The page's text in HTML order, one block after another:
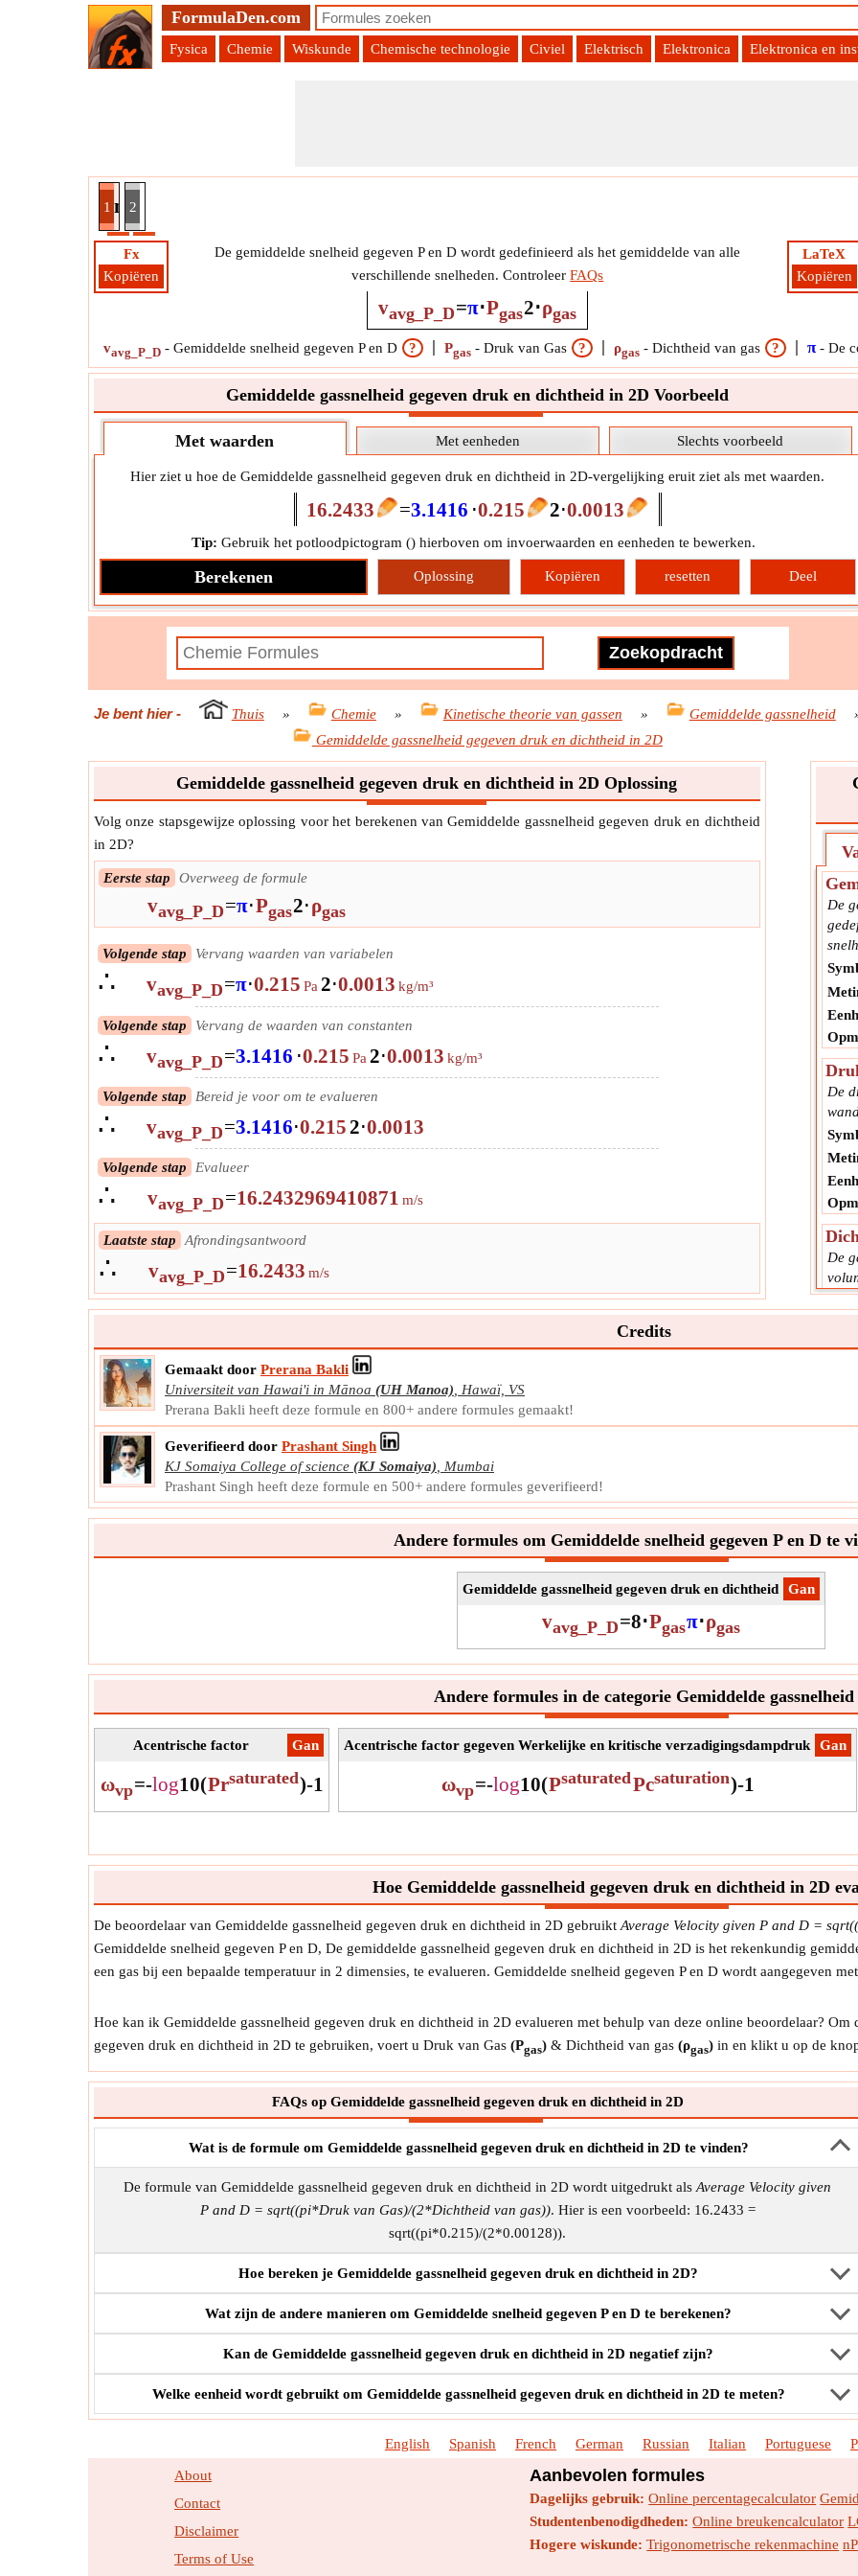
FormulaDen.com
Fysica Chemie Wiskunde Chemische technologie Civiel Elektrisch Elektronica Elektronica en
1
gegeven druk en dichtheid in 2D Formule
2
Fx
Kopiëren
LaTeX
Kopiëren
De gemiddelde snelheid gegeven P en D wordt gedefinieerd als het gemiddelde van alle
verschillende snelheden. ControleerFAQs
vavg_P_D=π⋅Pgas2⋅ρgas
vavg_P_D - Gemiddelde snelheid gegeven P en D ? Pgas - Druk van Gas ? ρgas - Dichtheid van gas ? π- De
Gemiddelde gassnelheid gegeven druk en dichtheid in 2D Voorbeeld
Met waarden Met eenheden Slechts voorbeeld
Hier ziet u hoe de Gemiddelde gassnelheid gegeven druk en dichtheid in 2D-vergelijking eruit ziet als met waarden.
16.2433 =3.1416 ⋅0.215 2⋅0.0013
Tip: Gebruik het potloodpictogram () hierboven om invoerwaarden en eenheden te bewerken.
Berekenen Oplossing Kopiëren resetten Deel
Je bent hier- Thuis » Chemie » Kinetische theorie van gassen » Gemiddelde gassnelheid
Gemiddelde gassnelheid gegeven druk en dichtheid in 2D
Gemiddelde gassnelheid gegeven druk en dichtheid in 2D Oplossing
Volg onze stapsgewijze oplossing voor het berekenen van Gemiddelde gassnelheid gegeven druk en dichtheid
in 2D?
Eerste stap Overweeg de formule
vavg_P_D=π⋅Pgas2⋅ρgas
Volgende stap Vervang waarden van variabelen
∴ vavg_P_D=π⋅0.215 Pa2⋅0.0013 kg/m³
Volgende stap Vervang de waarden van constanten
∴ vavg_P_D=3.1416 ⋅0.215 Pa 2⋅0.0013 kg/m³
Volgende stap Bereid je voor om te evalueren
∴ vavg_P_D=3.1416⋅0.2152⋅0.0013
Volgende stap Evalueer
∴ vavg_P_D=16.2432969410871 m/s
Laatste stap Afrondingsantwoord
∴ vavg_P_D=16.2433 m/s
De
De
De
Credits
Gemaakt door Prerana Bakli
Universiteit van Hawai'i in Mānoa (UH Manoa)
Hawaï, VS
Prerana Bakli heeft deze formule en 800+ andere formules gemaakt!
Geverifieerd door Prashant Singh
KJ Somaiya College of science (KJ Somaiya)
Mumbai
Prashant Singh heeft deze formule en 500+ andere formules geverifieerd!
Andere formules om Gemiddelde snelheid gegeven P en D te
​Gan
Gemiddelde gassnelheid gegeven druk en dichtheid
vavg_P_D=8⋅Pgasπ⋅ρgas
Andere formules in de categorie Gemiddelde gassnelheid
​Gan
Acentrische factor
ωvp=-log10(Prsaturated)-1
​Gan
Acentrische factor gegeven Werkelijke en kritische verzadigingsdampdruk
ωvp=-log10(PsaturatedPcsaturation)-1
Hoe Gemiddelde gassnelheid gegeven druk en dichtheid in 2D
De beoordelaar van Gemiddelde gassnelheid gegeven druk en dichtheid in 2D gebruikt Average Velocity given P and D =
Gemiddelde snelheid gegeven P en D, De gemiddelde gassnelheid gegeven druk en dichtheid in 2D is het rekenkundig
een gas bij een bepaalde temperatuur in 2 dimensies, te evalueren. Gemiddelde snelheid gegeven P en D wordt aangegeven
Hoe kan ik Gemiddelde gassnelheid gegeven druk en dichtheid in 2D evalueren met behulp van deze online beoordelaar?
gegeven druk en dichtheid in 2D te gebruiken, voert u Druk van Gas (Pgas) & Dichtheid van gas (ρgas) in en klikt u op de
FAQs op Gemiddelde gassnelheid gegeven druk en dichtheid in 2D
Wat is de formule om Gemiddelde gassnelheid gegeven druk en dichtheid in 2D te vinden?
De formule van Gemiddelde gassnelheid gegeven druk en dichtheid in 2D wordt uitgedrukt alsAverage Velocity given
P and D = sqrt((pi*Druk van Gas)/(2*Dichtheid van gas)). Hier is een voorbeeld: 16.2433 =
sqrt((pi*0.215)/(2*0.00128)).
Hoe bereken je Gemiddelde gassnelheid gegeven druk en dichtheid in 2D?
Wat zijn de andere manieren om Gemiddelde snelheid gegeven P en D te berekenen?
Kan de Gemiddelde gassnelheid gegeven druk en dichtheid in 2D negatief zijn?
Welke eenheid wordt gebruikt om Gemiddelde gassnelheid gegeven druk en dichtheid in 2D te meten?
English Spanish French German Russian Italian Portuguese
About
Contact
Disclaimer
Terms of Use
Aanbevolen formules
Dagelijks gebruik: Online percentagecalculator
Studentenbenodigdheden: Online breukencalculator
Hogere wiskunde: Trigonometrische rekenmachine